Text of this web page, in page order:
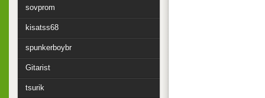
sovprom
kisatss68
spunkerboybr
Gitarist
tsurik